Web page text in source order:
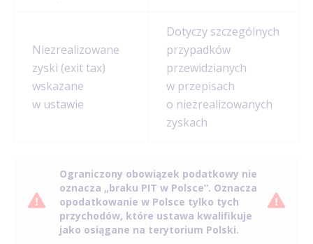
Niezrealizowane
zyski (exit tax)
wskazane
w ustawie
Dotyczy szczególnych
przypadków
przewidzianych
w przepisach
o niezrealizowanych
zyskach
Ograniczony obowiązek podatkowy nie
oznacza „braku PIT w Polsce”. Oznacza
opodatkowanie w Polsce tylko tych
przychodów, które ustawa kwalifikuje
jako osiągane na terytorium Polski.